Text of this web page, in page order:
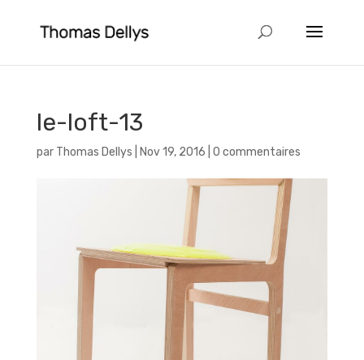
le-loft-13
par Thomas Dellys Nov 19, 2016 0 commentaires